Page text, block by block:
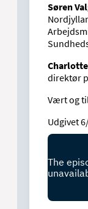
Søren
direktør
Vært og
Udgivet